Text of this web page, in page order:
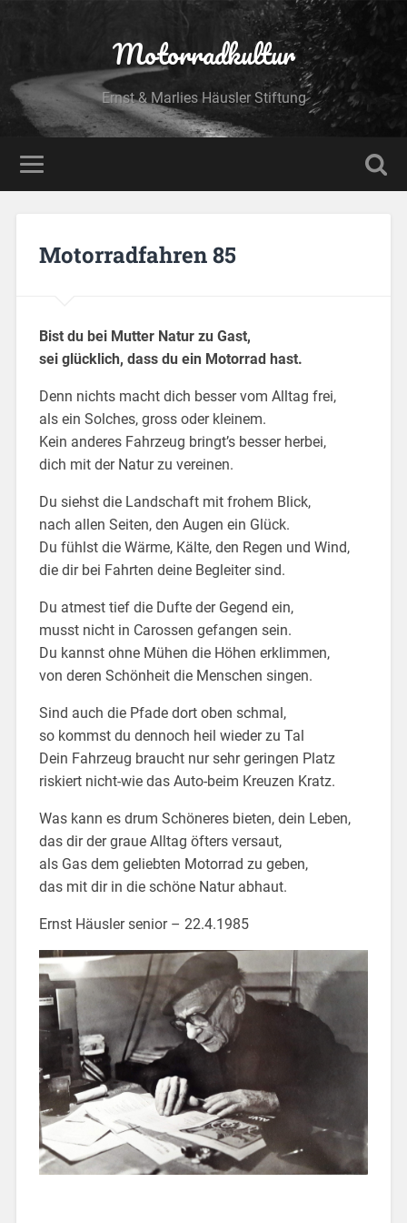
Motorradkultur
Ernst & Marlies Häusler Stiftung
Motorradfahren 85
Bist du bei Mutter Natur zu Gast,
sei glücklich, dass du ein Motorrad hast.
Denn nichts macht dich besser vom Alltag frei,
als ein Solches, gross oder kleinem.
Kein anderes Fahrzeug bringt’s besser herbei,
dich mit der Natur zu vereinen.
Du siehst die Landschaft mit frohem Blick,
nach allen Seiten, den Augen ein Glück.
Du fühlst die Wärme, Kälte, den Regen und Wind,
die dir bei Fahrten deine Begleiter sind.
Du atmest tief die Dufte der Gegend ein,
musst nicht in Carossen gefangen sein.
Du kannst ohne Mühen die Höhen erklimmen,
von deren Schönheit die Menschen singen.
Sind auch die Pfade dort oben schmal,
so kommst du dennoch heil wieder zu Tal
Dein Fahrzeug braucht nur sehr geringen Platz
riskiert nicht-wie das Auto-beim Kreuzen Kratz.
Was kann es drum Schöneres bieten, dein Leben,
das dir der graue Alltag öfters versaut,
als Gas dem geliebten Motorrad zu geben,
das mit dir in die schöne Natur abhaut.
Ernst Häusler senior – 22.4.1985